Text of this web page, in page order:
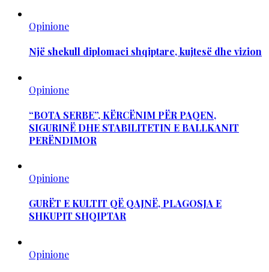
Opinione
Një shekull diplomaci shqiptare, kujtesë dhe vizion
Opinione
“BOTA SERBE”, KËRCËNIM PËR PAQEN,
SIGURINË DHE STABILITETIN E BALLKANIT
PERËNDIMOR
Opinione
GURËT E KULTIT QË QAJNË, PLAGOSJA E
SHKUPIT SHQIPTAR
Opinione